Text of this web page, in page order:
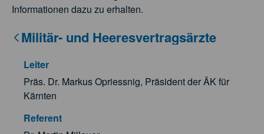
Informationen dazu zu erhalten.
Militär- und Heeresvertragsärzte
Leiter
Präs. Dr. Markus Opriessnig, Präsident der ÄK für
Kärnten
Referent